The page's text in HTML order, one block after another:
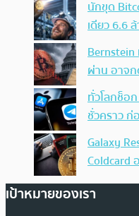
นักขุด
เดียว 6.6
Bernstein
ผ่าน อาจ
ทั่วโลกช็อ
ชั่วคราว ก่
Galaxy
Coldcard
เป้าหมายของเรา